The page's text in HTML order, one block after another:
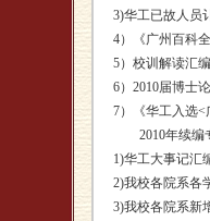
3)华工已故人员
4）《广州百科
5）校训解读汇编
6）2010届博士
7）《华工入选<
2010年续编
1)华工大事记汇
2)我校各院系各
3)我校各院系新